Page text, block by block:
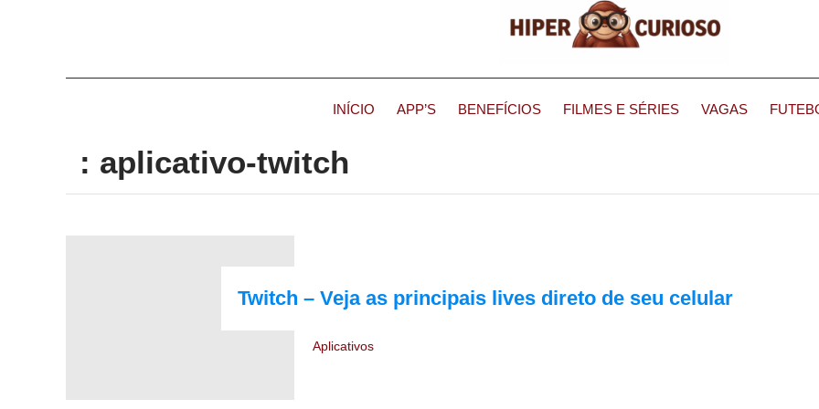
INÍCIO APP’S BENEFÍCIOS FILMES E SÉRIES VAGAS
: aplicativo-twitch
Twitch – Veja as principais lives direto de seu celular
Aplicativos